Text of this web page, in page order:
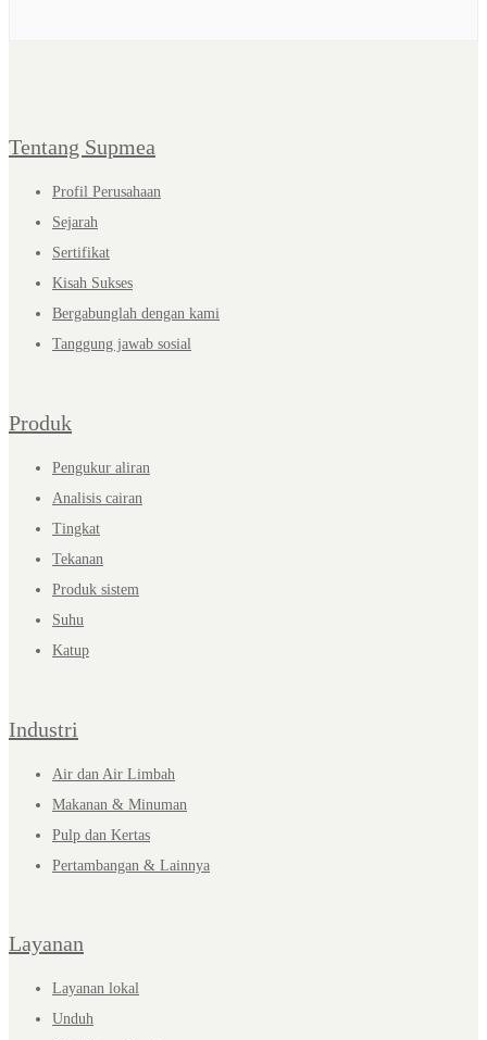
Tentang Supmea
Profil Perusahaan
Sejarah
Sertifikat
Kisah Sukses
Bergabunglah dengan kami
Tanggung jawab sosial
Produk
Pengukur aliran
Analisis cairan
Tingkat
Tekanan
Produk sistem
Suhu
Katup
Industri
Air dan Air Limbah
Makanan & Minuman
Pulp dan Kertas
Pertambangan & Lainnya
Layanan
Layanan lokal
Unduh